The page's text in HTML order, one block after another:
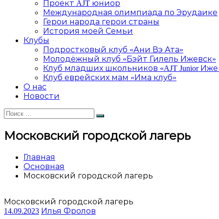
Проект AJT юниор
Международная олимпиада по Эрудаике
Герои народа герои страны
История моей Семьи
Клубы
Подростковый клуб «Ани Вэ Ата»
Молодёжный клуб «Бэйт Гилель Ижевск»
Клуб младших школьников «AJT Junior
Клуб еврейских мам «Има клуб»
О нас
Новости
Искать:
Поиск
Московский городской лагерь
Главная
Основная
Московский городской лагерь
Московский городской лагерь
14.09.2023 Илья Фролов